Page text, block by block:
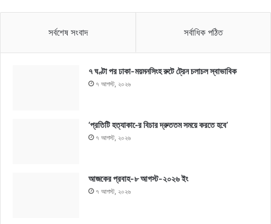
সর্বশেষ সংবাদ সর্বাধিক পঠিত
৭ ঘণ্টা পর ঢাকা-ময়মনসিংহ রুটে ট্রেন চলাচল স্বাভাবিক
৭ আগস্ট, ২০২৬
‘প্রতিটি হত্যাকা-ের বিচার দ্রুততম সময়ে করতে হবে’
৭ আগস্ট, ২০২৬
আজকের প্রবাহ-৮ আগস্ট-২০২৬ ইং
৭ আগস্ট, ২০২৬